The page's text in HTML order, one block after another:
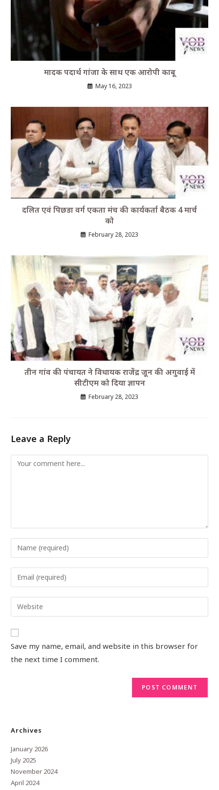
मादक पदार्थ गांजा के साथ एक आरोपी काबू
May 16, 2023
दलित एवं पिछडा वर्ग एकता मंच की कार्यकर्ता बैठक 4 मार्च
को
February 28, 2023
तीन गांव की पंचायत ने विधायक राजेंद्र जून की अगुवाई में
सीटीएम को दिया ज्ञापन
February 28, 2023
Leave a Reply
Save my name, email, and website in this browser for
the next time I comment.
Archives
January 2026
July 2025
November 2024
April 2024